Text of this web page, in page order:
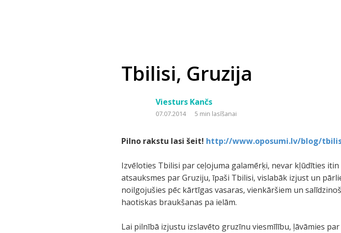
Tbilisi, Gruzija
Viesturs Kančs
07.07.2014 5 min lasīšanai
Pilno rakstu lasi šeit! http://www.oposumi.lv/blog/
Izvēloties Tbilisi par ceļojuma galamērķi, nevar kļūdīties
atsauksmes par Gruziju, īpaši Tbilisi, vislabāk izjust un
noilgojušies pēc kārtīgas vasaras, vienkāršiem un
haotiskas braukšanas pa ielām.
Lai pilnībā izjustu izslavēto gruzīnu viesmīlību, ļāvāmies